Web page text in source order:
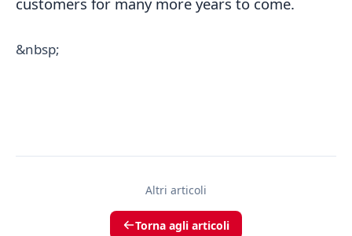
&nbsp;
Altri articoli
Torna agli articoli